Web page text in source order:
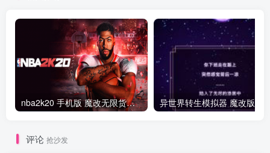
nba2k20 手机版 魔改无限货币版 异世界转生模拟器 魔改版
评论 抢沙发